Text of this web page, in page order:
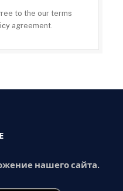
to the our terms
agreement.
нашего сайта.